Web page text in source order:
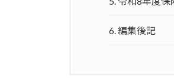
6.編集後記